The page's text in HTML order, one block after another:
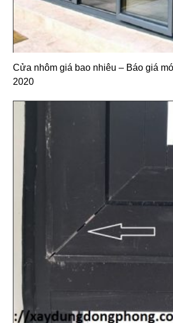
Cửa nhôm giá bao nhiêu – Báo giá
2020